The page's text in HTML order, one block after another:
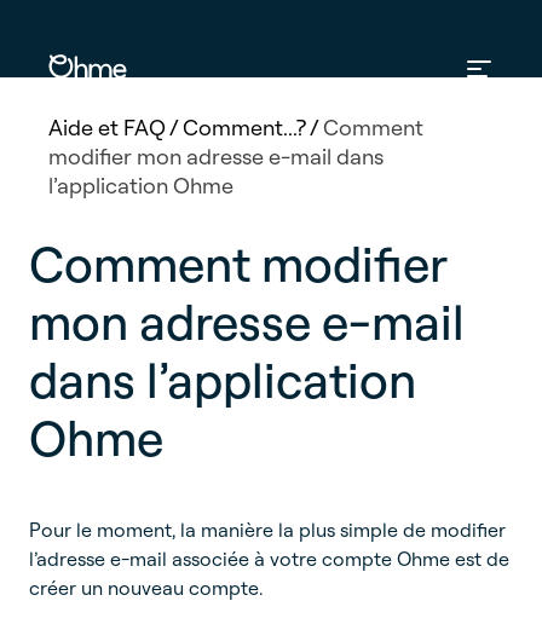
Aide et FAQ/Comment...?/Comment
modifier mon adresse e-mail dans
l’application Ohme
Comment modifier
mon adresse e-mail
dans l’application
Ohme
Pour le moment, la manière la plus simple de modifier
l’adresse e-mail associée à votre compte Ohme est de
créer un nouveau compte.